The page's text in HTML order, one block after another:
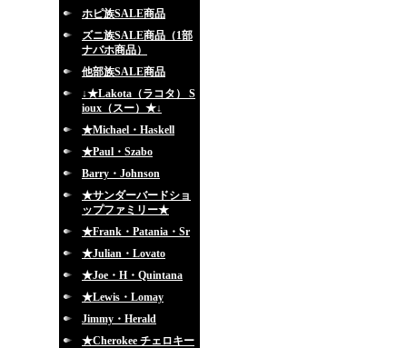
ホピ族SALE商品
ズニ族SALE商品（1部
ナバホ商品）
他部族SALE商品
↓★Lakota（ラコタ） S
ioux（スー）★↓
★Michael・Haskell
★Paul・Szabo
Barry・Johnson
★サンダーバードショ
ップファミリー★
★Frank・Patania・Sr
★Julian・Lovato
★Joe・H・Quintana
★Lewis・Lomay
Jimmy・Herald
★Cherokee チェロキー